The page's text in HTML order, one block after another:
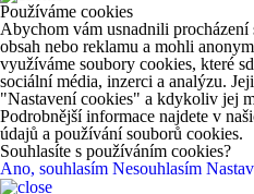
Používáme cookies
Abychom vám usnadnili
obsah nebo reklamu a mohli
využíváme soubory cookies, které
sociální média, inzerci a analýzu.
"Nastavení cookies" a kdykoliv jej
Podrobnější informace najdete v
údajů a používání souborů cookies.
Souhlasíte s používáním cookies?
Ano, souhlasím Nesouhlasím